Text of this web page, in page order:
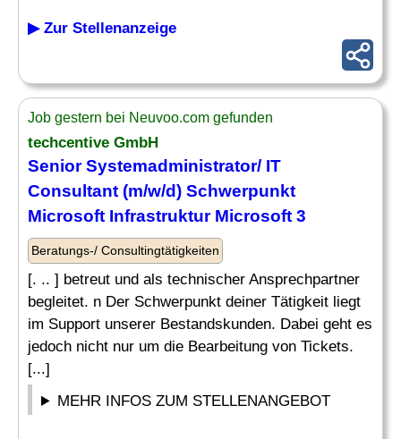
▶ Zur Stellenanzeige
Job gestern bei Neuvoo.com gefunden
techcentive GmbH
Senior Systemadministrator/ IT
Consultant (m/w/d) Schwerpunkt
Microsoft Infrastruktur Microsoft 3
Beratungs-/ Consultingtätigkeiten
[. .. ] betreut und als technischer Ansprechpartner
begleitet. n Der Schwerpunkt deiner Tätigkeit liegt
im Support unserer Bestandskunden. Dabei geht es
jedoch nicht nur um die Bearbeitung von Tickets.
[...]
MEHR INFOS ZUM STELLENANGEBOT